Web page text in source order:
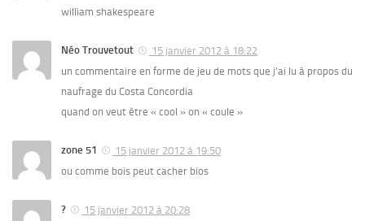
william shakespeare
Néo Trouvetout
15 janvier 2012 à 18:22
un commentaire en forme de jeu de mots que j’ai lu à propos du
naufrage du Costa Concordia
quand on veut être « cool » on « coule »
zone 51
15 janvier 2012 à 19:50
ou comme bois peut cacher bios
?
15 janvier 2012 à 20:28